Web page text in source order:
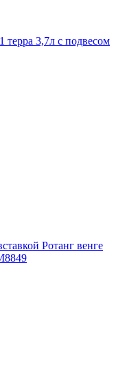
3,7л с подвесом
Ротанг венге